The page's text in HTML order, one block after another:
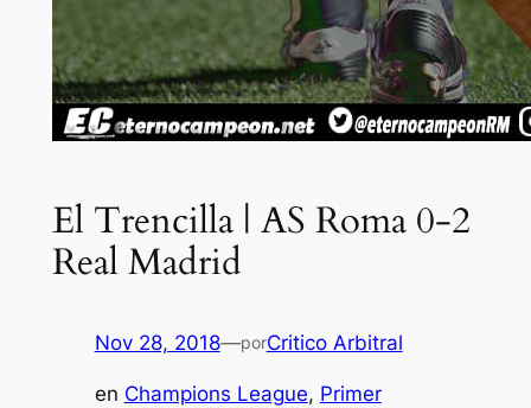
El Trencilla | AS Roma 0-2
Real Madrid
Nov 28, 2018—porCritico Arbitral
en Champions League, Primer